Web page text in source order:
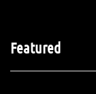
Featured